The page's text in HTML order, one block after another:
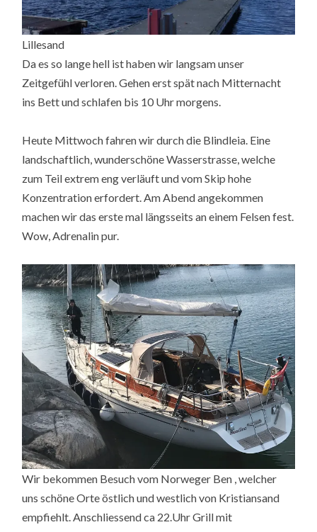
Lillesand
Da es so lange hell ist haben wir langsam unser
Zeitgefühl verloren. Gehen erst spät nach Mitternacht
ins Bett und schlafen bis 10 Uhr morgens.
Heute Mittwoch fahren wir durch die Blindleia. Eine
landschaftlich, wunderschöne Wasserstrasse, welche
zum Teil extrem eng verläuft und vom Skip hohe
Konzentration erfordert. Am Abend angekommen
machen wir das erste mal längsseits an einem Felsen fest.
Wow, Adrenalin pur.
Wir bekommen Besuch vom Norweger Ben , welcher
uns schöne Orte östlich und westlich von Kristiansand
empfiehlt. Anschliessend ca 22.Uhr Grill mit